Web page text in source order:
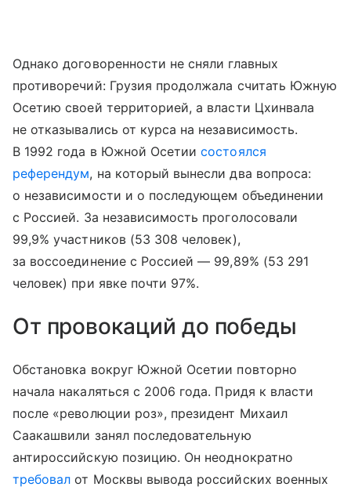
Однако договоренности не сняли главных
противоречий: Грузия продолжала считать Южную
Осетию своей территорией, а власти Цхинвала
не отказывались от курса на независимость.
В 1992 года в Южной Осетиисостоялся
референдум, на который вынесли два вопроса:
о независимости и о последующем объединении
с Россией. За независимость проголосовали
99,9% участников (53 308 человек),
за воссоединение с Россией — 99,89% (53 291
человек) при явке почти 97%.
От провокаций до победы
Обстановка вокруг Южной Осетии повторно
начала накаляться с 2006 года. Придя к власти
после «революции роз», президент Михаил
Саакашвили занял последовательную
антироссийскую позицию. Он неоднократно
требовал от Москвы вывода российских военных